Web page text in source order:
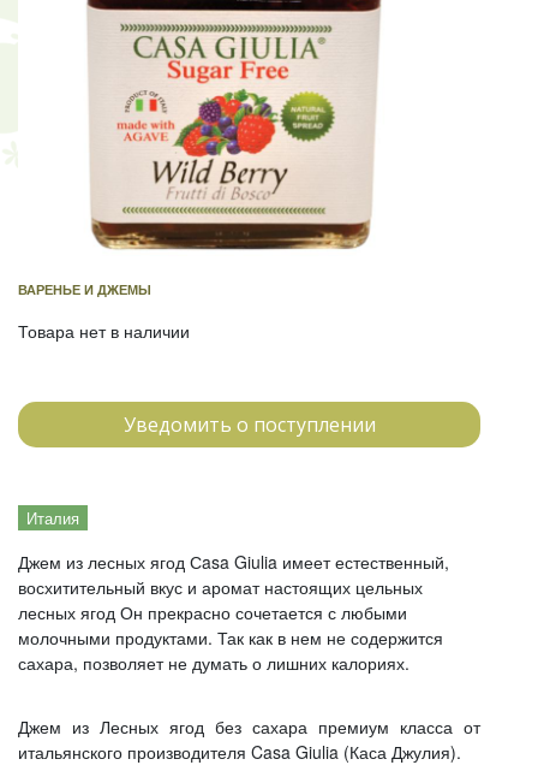
ВАРЕНЬЕ И ДЖЕМЫ
Товара нет в наличии
Уведомить о поступлении
Италия
Джем из лесных ягод Сasa Giulia имеет естественный,
восхитительный вкус и аромат настоящих цельных
лесных ягод Он прекрасно сочетается с любыми
молочными продуктами. Так как в нем не содержится
сахара, позволяет не думать о лишних калориях.
Джем из Лесных ягод без сахара премиум класса от
итальянского производителя Casa Giulia (Каса Джулия).